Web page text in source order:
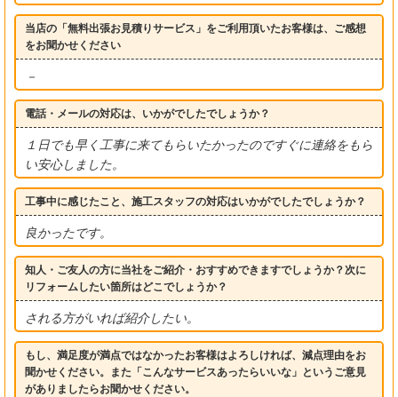
当店の「無料出張お見積りサービス」をご利用頂いたお客様は、ご感想
をお聞かせください
－
電話・メールの対応は、いかがでしたでしょうか？
１日でも早く工事に来てもらいたかったのですぐに連絡をもら
い安心しました。
工事中に感じたこと、施工スタッフの対応はいかがでしたでしょうか？
良かったです。
知人・ご友人の方に当社をご紹介・おすすめできますでしょうか？次に
リフォームしたい箇所はどこでしょうか？
される方がいれば紹介したい。
もし、満足度が満点ではなかったお客様はよろしければ、減点理由をお
聞かせください。また「こんなサービスあったらいいな」というご意見
がありましたらお聞かせください。